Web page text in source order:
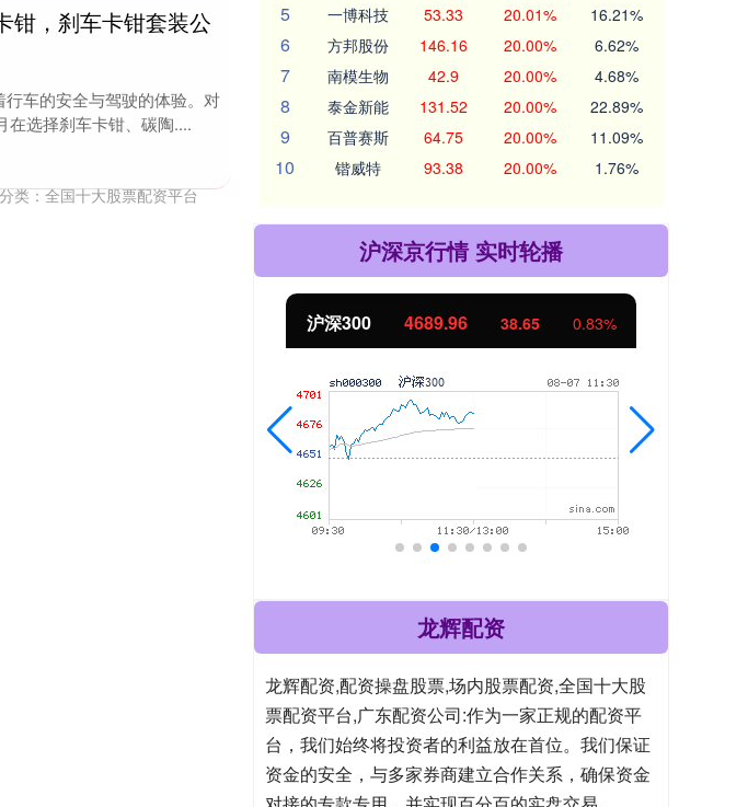
钳，刹车卡钳套装公
车的安全与驾驶的体验。对
在选择刹车卡钳、碳陶....
类：全国十大股票配资平台
5 一博科技 53.33 20.01% 16.21%
6 方邦股份 146.16 20.00% 6.62%
7 南模生物 42.9 20.00% 4.68%
8 泰金新能 131.52 20.00% 22.89%
9 百普赛斯 64.75 20.00% 11.09%
10 锴威特 93.38 20.00% 1.76%
沪深京行情 实时轮播
沪深300 4689.96 38.65 0.83%
龙辉配资
龙辉配资,配资操盘股票,场内股票配资,全国十大股
票配资平台,广东配资公司:作为一家正规的配资平
台，我们始终将投资者的利益放在首位。我们保证
资金的安全，与多家券商建立合作关系，确保资金